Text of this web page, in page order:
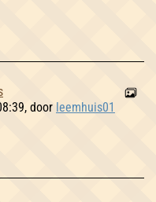
door leemhuis01